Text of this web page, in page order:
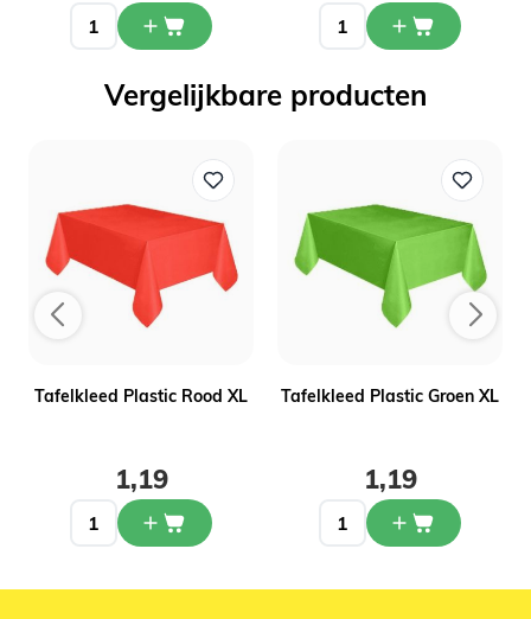
Vergelijkbare producten
Tafelkleed Plastic Rood XL
1,19
Tafelkleed Plastic Groen XL
1,19